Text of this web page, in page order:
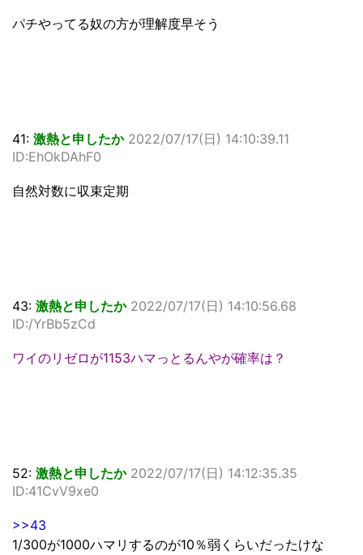
パチやってる奴の方が理解度早そう
41: 激熱と申したか 2022/07/17(日) 14:10:39.11
ID:EhOkDAhF0
自然対数に収束定期
43: 激熱と申したか 2022/07/17(日) 14:10:56.68
ID:/YrBb5zCd
ワイのリゼロが1153ハマっとるんやが確率は？
52: 激熱と申したか 2022/07/17(日) 14:12:35.35
ID:41CvV9xe0
>>43
1/300が1000ハマリするのが10％弱くらいだったけな